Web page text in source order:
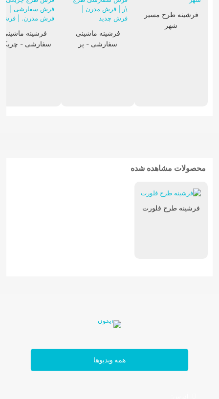
فرشینه طرح مسیر
شهر
فرشینه ماشینی
سفارشی - پر
فرشینه ماشینی
سفارشی -
محصولات مشاهده شده
فرشینه طرح فلورت
همه ویدیوها